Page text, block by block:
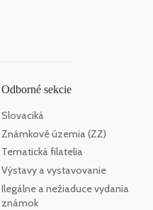
Odborné sekcie
Slovaciká
Známkové územia (ZZ)
Tematická filatelia
Výstavy a vystavovanie
Ilegálne a nežiaduce vydania
známok